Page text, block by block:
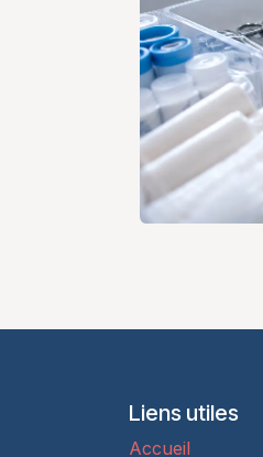
Liens utiles
Accueil